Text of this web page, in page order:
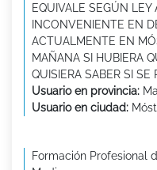
EQUIVALE SEGÚN
INCONVENIENTE EN
ACTUALMENTE EN
MAÑANA SI HUBIERA
QUISIERA SABER SI
Usuario en provincia:
Usuario en ciudad:
Formación Profesional